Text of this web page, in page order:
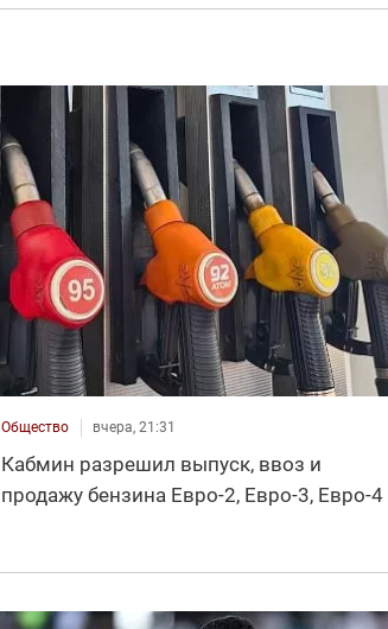
Общество вчера, 21:31
Кабмин разрешил выпуск, ввоз и
продажу бензина Евро-2, Евро-3, Евро-4